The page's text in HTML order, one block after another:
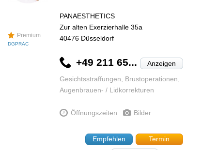
Premium
DGPRÄC
PANAESTHETICS
Zur alten Exerzierhalle 35a
40476 Düsseldorf
+49 211 65... Anzeigen
Gesichtsstraffungen, Brustoperationen,
Augenbrauen- / Lidkorrekturen
Öffnungszeiten Bilder
Empfehlen
Termin